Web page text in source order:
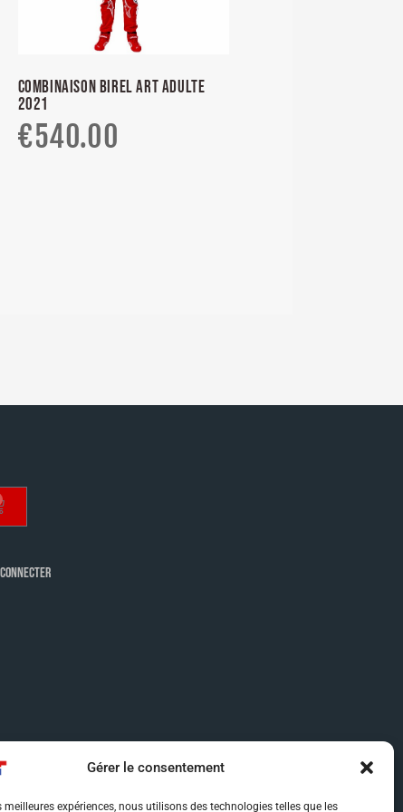
Gérer le consentement
meilleures expériences, nous utilisons des technologies telles que les
COMBINAISON BIREL ART ADULTE
2021
€540.00